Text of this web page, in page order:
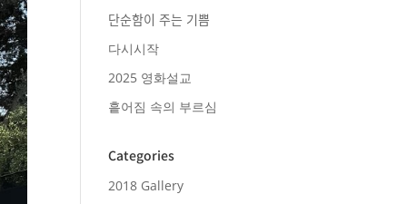
단순함이 주는 기쁨
다시시작
2025 영화설교
흩어짐 속의 부르심
Categories
2018 Gallery